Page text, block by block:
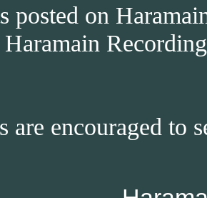
posted on
are encouraged to